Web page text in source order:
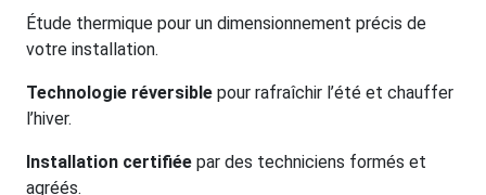
Étude thermique pour un dimensionnement précis de
votre installation.
Technologie réversible pour rafraîchir l’été et chauffer
l’hiver.
Installation certifiée par des techniciens formés et
agréés.